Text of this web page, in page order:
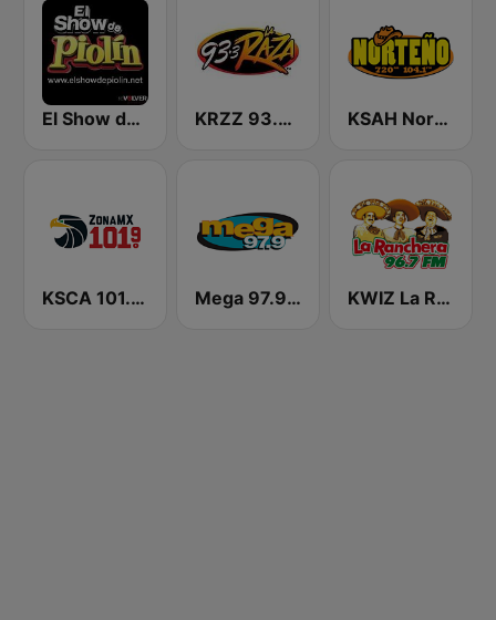
El Show de Piolín KRZZ 93.3 La Raza FM KSAH Norteño 720 y 104.1
KSCA 101.9 Los Angeles FM (US Only) Mega 97.9 FM KWIZ La Ranchera 96.7 FM (US Only)